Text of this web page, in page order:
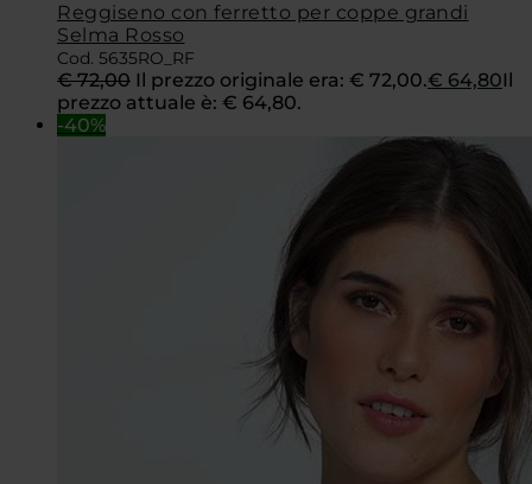
Reggiseno con ferretto per coppe grandi
Selma Rosso
Cod. 5635RO_RF
€72,00 Il prezzo originale era: € 72,00.€ 64,80Il
prezzo attuale è: € 64,80.
-40%